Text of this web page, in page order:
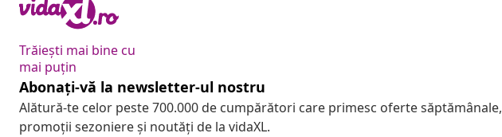
Trăiești mai bine cu
mai puțin
Abonați-vă la newsletter-ul nostru
Alătură-te celor peste 700.000 de cumpărători care primesc oferte săptămânale,
promoții sezoniere și noutăți de la vidaXL.